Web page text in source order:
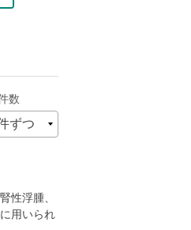
数
性浮腫、
用いられ